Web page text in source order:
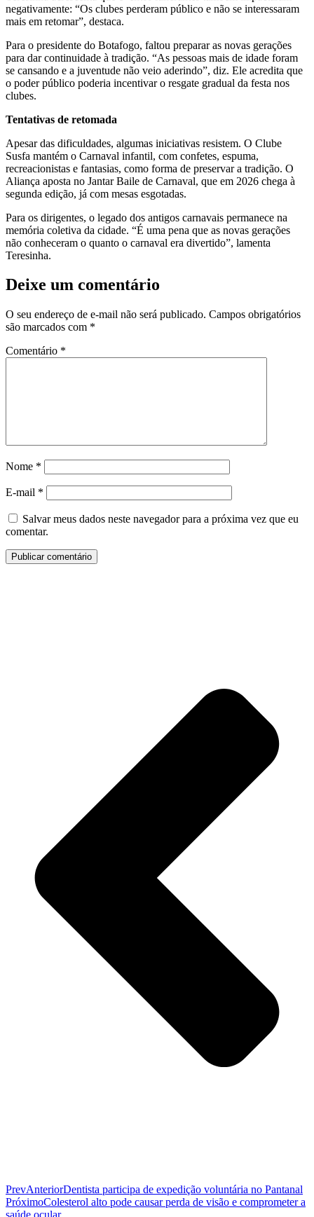
negativamente: “Os clubes perderam público e não se interessaram
mais em retomar”, destaca.
Para o presidente do Botafogo, faltou preparar as novas gerações
para dar continuidade à tradição. “As pessoas mais de idade foram
se cansando e a juventude não veio aderindo”, diz. Ele acredita que
o poder público poderia incentivar o resgate gradual da festa nos
clubes.
Tentativas de retomada
Apesar das dificuldades, algumas iniciativas resistem. O Clube
Susfa mantém o Carnaval infantil, com confetes, espuma,
recreacionistas e fantasias, como forma de preservar a tradição. O
Aliança aposta no Jantar Baile de Carnaval, que em 2026 chega à
segunda edição, já com mesas esgotadas.
Para os dirigentes, o legado dos antigos carnavais permanece na
memória coletiva da cidade. “É uma pena que as novas gerações
não conheceram o quanto o carnaval era divertido”, lamenta
Teresinha.
Deixe um comentário
O seu endereço de e-mail não será publicado. Campos obrigatórios
são marcados com *
Comentário *
Nome *
E-mail *
Salvar meus dados neste navegador para a próxima vez que eu
comentar.
PrevAnteriorDentista participa de expedição voluntária no Pantanal
PróximoColesterol alto pode causar perda de visão e comprometer a